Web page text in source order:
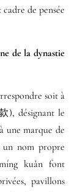
de pensée
de la dynastie
soit à
), désignant le
une marque de
nom propre
kuǎn font
pavillons